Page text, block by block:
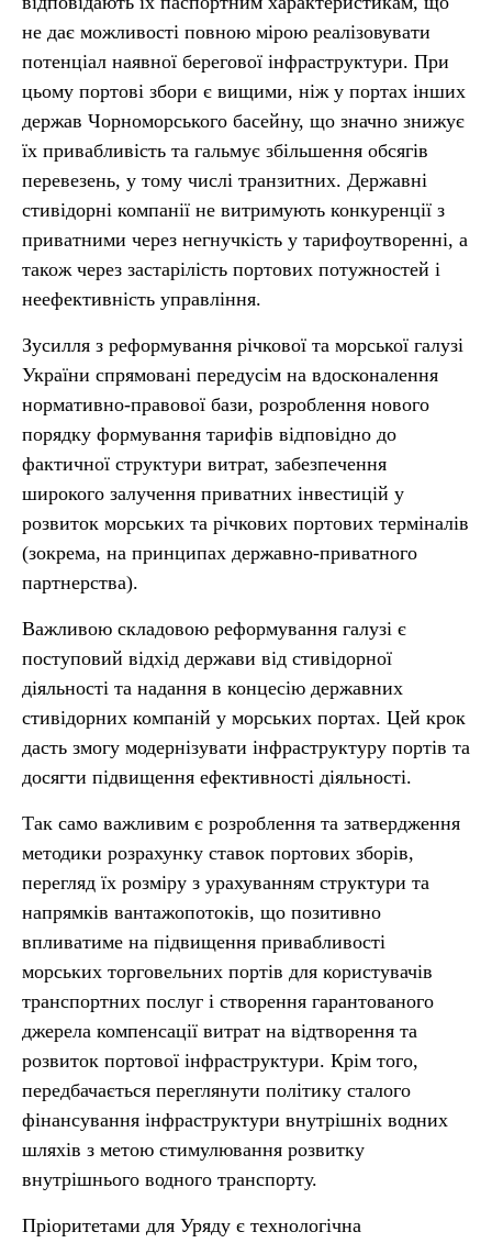
не дає можливості повною мірою реалізовувати
потенціал наявної берегової інфраструктури. При
цьому портові збори є вищими, ніж у портах інших
держав Чорноморського басейну, що значно знижує
їх привабливість та гальмує збільшення обсягів
перевезень, у тому числі транзитних. Державні
стивідорні компанії не витримують конкуренції з
приватними через негнучкість у тарифоутворенні, а
також через застарілість портових потужностей і
неефективність управління.
Зусилля з реформування річкової та морської галузі
України спрямовані передусім на вдосконалення
нормативно-правової бази, розроблення нового
порядку формування тарифів відповідно до
фактичної структури витрат, забезпечення
широкого залучення приватних інвестицій у
розвиток морських та річкових портових терміналів
(зокрема, на принципах державно-приватного
партнерства).
Важливою складовою реформування галузі є
поступовий відхід держави від стивідорної
діяльності та надання в концесію державних
стивідорних компаній у морських портах. Цей крок
дасть змогу модернізувати інфраструктуру портів та
досягти підвищення ефективності діяльності.
Так само важливим є розроблення та затвердження
методики розрахунку ставок портових зборів,
перегляд їх розміру з урахуванням структури та
напрямків вантажопотоків, що позитивно
впливатиме на підвищення привабливості
морських торговельних портів для користувачів
транспортних послуг і створення гарантованого
джерела компенсації витрат на відтворення та
розвиток портової інфраструктури. Крім того,
передбачається переглянути політику сталого
фінансування інфраструктури внутрішніх водних
шляхів з метою стимулювання розвитку
внутрішнього водного транспорту.
Пріоритетами для Уряду є технологічна